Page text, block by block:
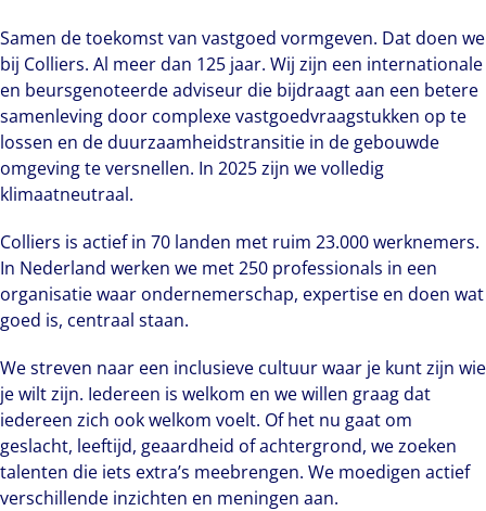
Samen de toekomst van vastgoed vormgeven. Dat doen we
bij Colliers. Al meer dan 125 jaar. Wij zijn een internationale
en beursgenoteerde adviseur die bijdraagt aan een betere
samenleving door complexe vastgoedvraagstukken op te
lossen en de duurzaamheidstransitie in de gebouwde
omgeving te versnellen. In 2025 zijn we volledig
klimaatneutraal.
Colliers is actief in 70 landen met ruim 23.000 werknemers.
In Nederland werken we met 250 professionals in een
organisatie waar ondernemerschap, expertise en doen wat
goed is, centraal staan.
We streven naar een inclusieve cultuur waar je kunt zijn wie
je wilt zijn. Iedereen is welkom en we willen graag dat
iedereen zich ook welkom voelt. Of het nu gaat om
geslacht, leeftijd, geaardheid of achtergrond, we zoeken
talenten die iets extra’s meebrengen. We moedigen actief
verschillende inzichten en meningen aan.